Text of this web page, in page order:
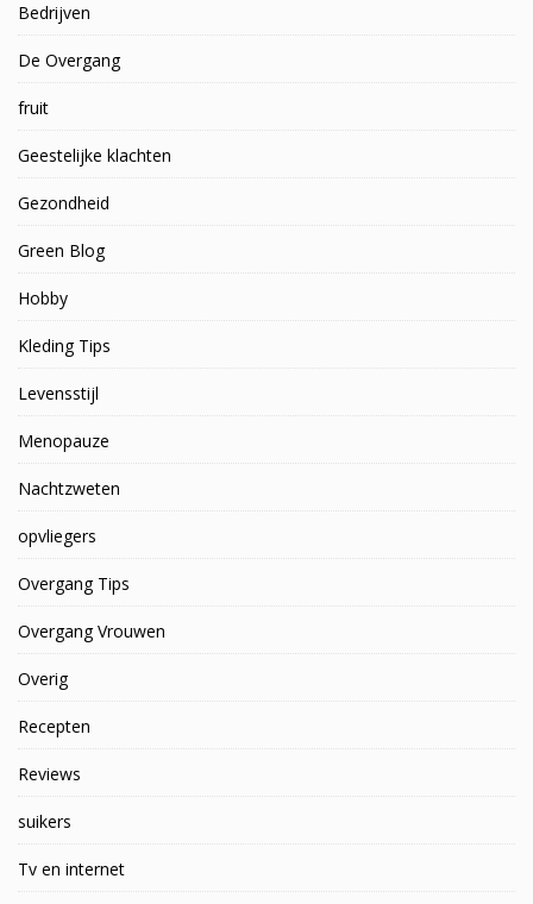
Bedrijven
De Overgang
fruit
Geestelijke klachten
Gezondheid
Green Blog
Hobby
Kleding Tips
Levensstijl
Menopauze
Nachtzweten
opvliegers
Overgang Tips
Overgang Vrouwen
Overig
Recepten
Reviews
suikers
Tv en internet